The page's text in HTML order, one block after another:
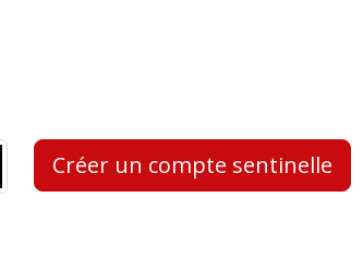
Créer un compte sentinelle